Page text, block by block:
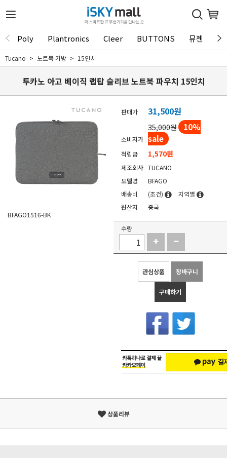
Poly Plantronics Cleer BUTTONS 뮤젠
Tucano 노트북 가방 15인치
투카노 아고 베이직 랩탑 슬리브 노트북 파우치 15인치
BFAGO1516-BK
판매가 31,500원
소비자가
35,000원 10%
sale
적립금 1,570원
제조회사 TUCANO
모델명
BFAGO
배송비
(조건)
지역별
원산지
중국
수량
관심상품 장바구니
구매하기
상품리뷰